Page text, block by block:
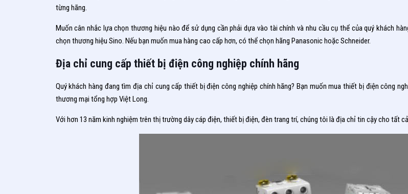
từng hãng.
Muốn cân nhắc lựa chọn thương hiệu nào để sử dụng cần phải dựa vào tài chính và nhu cầu cụ thể của quý khách
chọn thương hiệu Sino. Nếu bạn muốn mua hàng cao cấp hơn, có thể chọn hãng Panasonic hoặc Schneider.
Địa chỉ cung cấp thiết bị điện công nghiệp chính hãng
Quý khách hàng đang tìm địa chỉ cung cấp thiết bị điện công nghiệp chính hãng? Bạn muốn mua thiết bị điện công
thương mại tổng hợp Việt Long.
Với hơn 13 năm kinh nghiệm trên thị trường dây cáp điện, thiết bị điện, đèn trang trí, chúng tôi là địa chỉ tin cậy cho tất